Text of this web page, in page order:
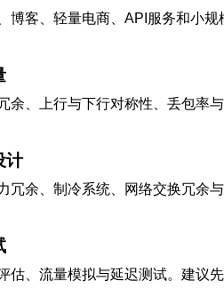
博客、轻量电商、API服务和小
余、上行与下行对称性、丢包率
计
冗余、制冷系统、网络交换冗余
估、流量模拟与延迟测试。建议